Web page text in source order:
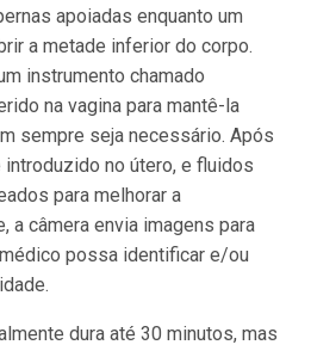
apoiadas enquanto um
a metade inferior do corpo.
instrumento chamado
na vagina para mantê-la
sempre seja necessário. Após
no útero, e fluidos
para melhorar a
a câmera envia imagens para
possa identificar e/ou
dura até 30 minutos, mas